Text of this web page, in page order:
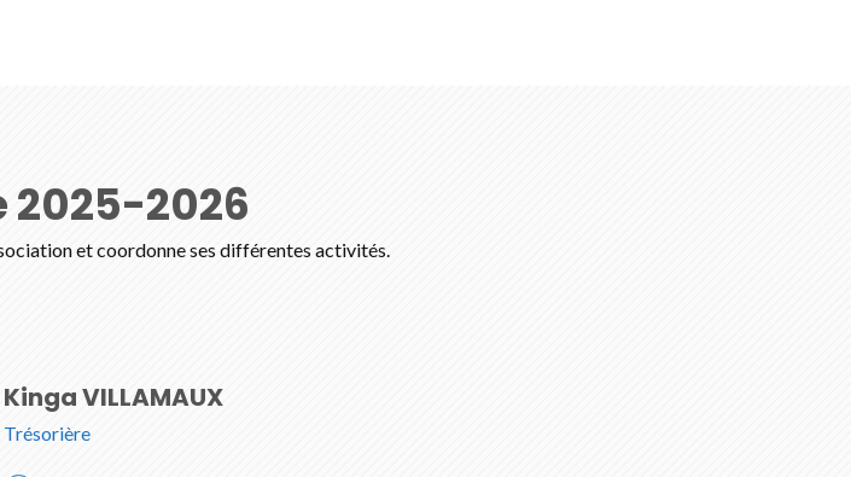
2025-2026
et coordonne ses différentes activités.
Kinga VILLAMAUX
Trésorière